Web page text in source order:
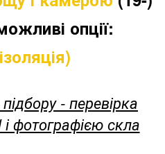
опції:
- перевірка
і фотографією скла